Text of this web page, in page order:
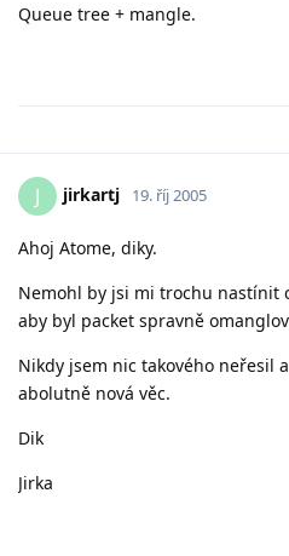
Queue tree + mangle.
J jirkartj 19. říj 2005
Ahoj Atome, diky.
Nemohl by jsi mi trochu nastínit
aby byl packet spravně
Nikdy jsem nic takového neřesil
abolutně nová věc.
Dik
Jirka